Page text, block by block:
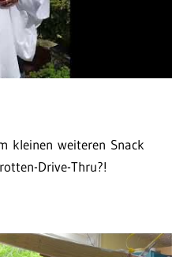
kleinen weiteren Snack
Drive-Thru?!